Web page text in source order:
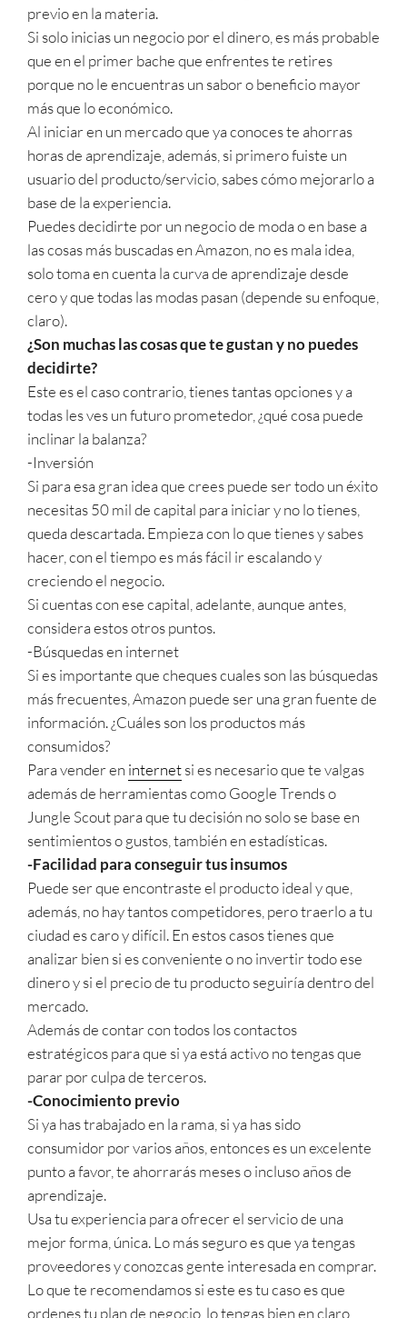
previo en la materia.
Si solo inicias un negocio por el dinero, es más probable
que en el primer bache que enfrentes te retires
porque no le encuentras un sabor o beneficio mayor
más que lo económico.
Al iniciar en un mercado que ya conoces te ahorras
horas de aprendizaje, además, si primero fuiste un
usuario del producto/servicio, sabes cómo mejorarlo a
base de la experiencia.
Puedes decidirte por un negocio de moda o en base a
las cosas más buscadas en Amazon, no es mala idea,
solo toma en cuenta la curva de aprendizaje desde
cero y que todas las modas pasan (depende su enfoque,
claro).
¿Son muchas las cosas que te gustan y no puedes
decidirte?
Este es el caso contrario, tienes tantas opciones y a
todas les ves un futuro prometedor, ¿qué cosa puede
inclinar la balanza?
-Inversión
Si para esa gran idea que crees puede ser todo un éxito
necesitas 50 mil de capital para iniciar y no lo tienes,
queda descartada. Empieza con lo que tienes y sabes
hacer, con el tiempo es más fácil ir escalando y
creciendo el negocio.
Si cuentas con ese capital, adelante, aunque antes,
considera estos otros puntos.
-Búsquedas en internet
Si es importante que cheques cuales son las búsquedas
más frecuentes, Amazon puede ser una gran fuente de
información. ¿Cuáles son los productos más
consumidos?
Para vender en internetsi es necesario que te valgas
además de herramientas como Google Trends o
Jungle Scout para que tu decisión no solo se base en
sentimientos o gustos, también en estadísticas.
-Facilidad para conseguir tus insumos
Puede ser que encontraste el producto ideal y que,
además, no hay tantos competidores, pero traerlo a tu
ciudad es caro y difícil. En estos casos tienes que
analizar bien si es conveniente o no invertir todo ese
dinero y si el precio de tu producto seguiría dentro del
mercado.
Además de contar con todos los contactos
estratégicos para que si ya está activo no tengas que
parar por culpa de terceros.
-Conocimiento previo
Si ya has trabajado en la rama, si ya has sido
consumidor por varios años, entonces es un excelente
punto a favor, te ahorrarás meses o incluso años de
aprendizaje.
Usa tu experiencia para ofrecer el servicio de una
mejor forma, única. Lo más seguro es que ya tengas
proveedores y conozcas gente interesada en comprar.
Lo que te recomendamos si este es tu caso es que
ordenes tu plan de negocio, lo tengas bien en claro